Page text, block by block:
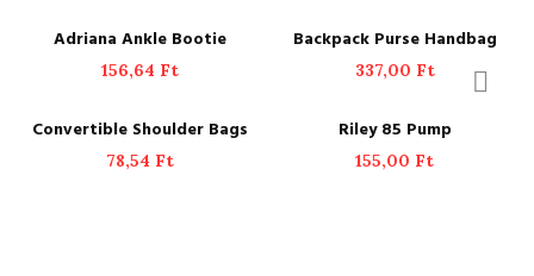
ADD TO CART
Adriana Ankle Bootie
156,64 Ft
ADD TO CART
Backpack Purse Handbag
337,00 Ft
ADD TO CART
Convertible Shoulder Bags
78,54 Ft
ADD TO CART
Riley 85 Pump
155,00 Ft